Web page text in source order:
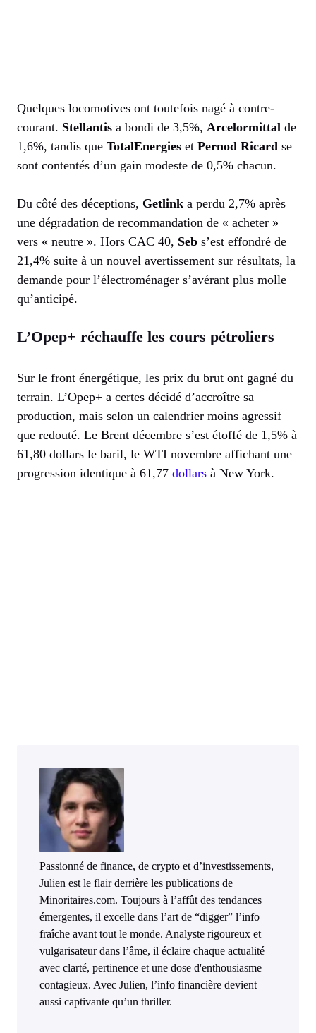
Quelques locomotives ont toutefois nagé à contre-
courant. Stellantis a bondi de 3,5%, Arcelormittal de
1,6%, tandis que TotalEnergies et Pernod Ricard se
sont contentés d’un gain modeste de 0,5% chacun.
Du côté des déceptions, Getlink a perdu 2,7% après
une dégradation de recommandation de « acheter »
vers « neutre ». Hors CAC 40, Seb s’est effondré de
21,4% suite à un nouvel avertissement sur résultats, la
demande pour l’électroménager s’avérant plus molle
qu’anticipé.
L’Opep+ réchauffe les cours pétroliers
Sur le front énergétique, les prix du brut ont gagné du
terrain. L’Opep+ a certes décidé d’accroître sa
production, mais selon un calendrier moins agressif
que redouté. Le Brent décembre s’est étoffé de 1,5% à
61,80 dollars le baril, le WTI novembre affichant une
progression identique à 61,77 dollars à New York.
Passionné de finance, de crypto et d’investissements,
Julien est le flair derrière les publications de
Minoritaires.com. Toujours à l’affût des tendances
émergentes, il excelle dans l’art de “digger” l’info
fraîche avant tout le monde. Analyste rigoureux et
vulgarisateur dans l’âme, il éclaire chaque actualité
avec clarté, pertinence et une dose d'enthousiasme
contagieux. Avec Julien, l’info financière devient
aussi captivante qu’un thriller.